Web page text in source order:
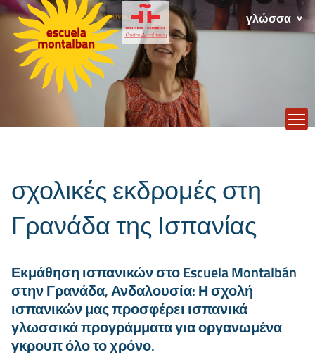
γλώσσα
σχολικές εκδρομές στη
Γρανάδα της Ισπανίας
Εκμάθηση ισπανικών στο Escuela Montalbán
στην Γρανάδα, Ανδαλουσία: Η σχολή
ισπανικών μας προσφέρει ισπανικά
γλωσσικά προγράμματα για οργανωμένα
γκρουπ όλο το χρόνο.